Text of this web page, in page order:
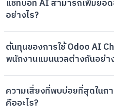
แชทบอท AI สามารถเพิ่มยอ
อย่างไร?
ต้นทุนของการใช้ Odoo AI
พนักงานแมนนวลต่างกันอย่า
ความเสี่ยงที่พบบ่อยที่สุดในก
คืออะไร?